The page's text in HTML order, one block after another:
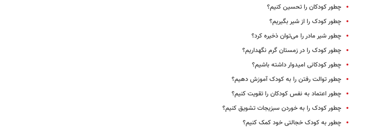
چطور کودکان را تحسین کنیم؟
چطور کودک را از شیر بگیریم؟
چطور شیر مادر را می‌توان ذخیره کرد؟
چطور کودک را در زمستان گرم نگهداریم؟
چطور کودکانی امیدوار داشته باشیم؟
چطور توالت رفتن را به کودک آموزش دهیم؟
چطور اعتماد به نفس کودکان را تقویت کنیم؟
چطور کودک را به خوردن سبزیجات تشویق کنیم؟
چطور به کودک خجالتی خود کمک کنیم؟